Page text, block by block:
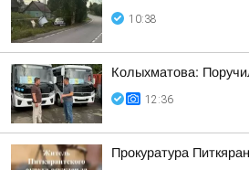
10:38
Колыхматова:
12:36
Прокуратура